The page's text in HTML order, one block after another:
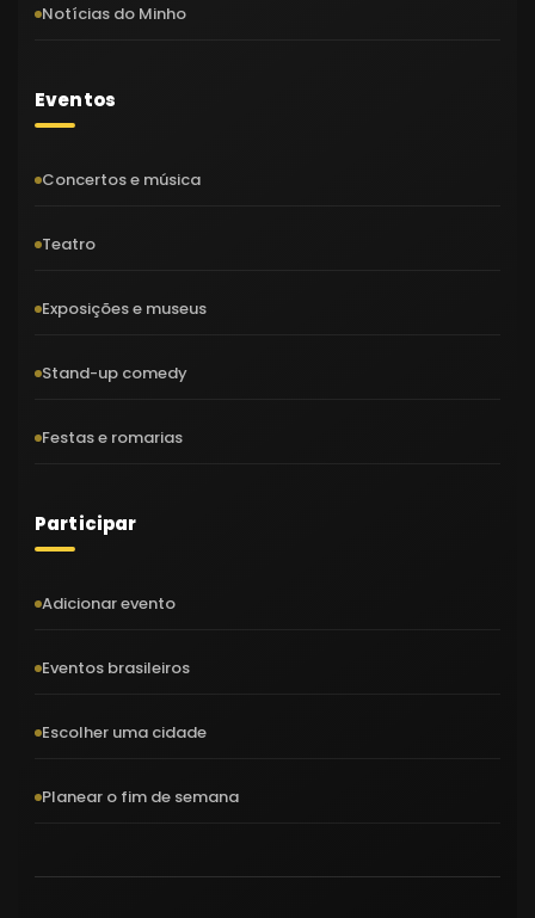
Notícias do Minho
Eventos
Concertos e música
Teatro
Exposições e museus
Stand-up comedy
Festas e romarias
Participar
Adicionar evento
Eventos brasileiros
Escolher uma cidade
Planear o fim de semana